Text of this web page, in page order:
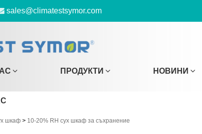
sales@climatestsymor.com
ПРОДУКТИ НОВИНИ
шкаф > 10-20% RH сух шкаф за съхранение